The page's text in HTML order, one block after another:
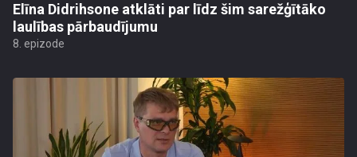
Elīna Didrihsone atklāti par līdz šim sarežģītāko
laulības pārbaudījumu
8. epizode